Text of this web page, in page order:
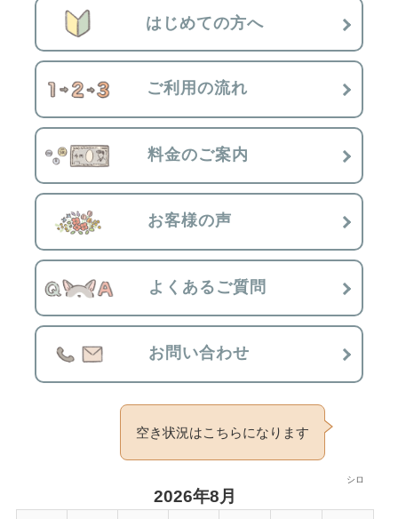
はじめての方へ
ご利用の流れ
料金のご案内
お客様の声
よくあるご質問
お問い合わせ
シロ
空き状況はこちらになります
2026年8月